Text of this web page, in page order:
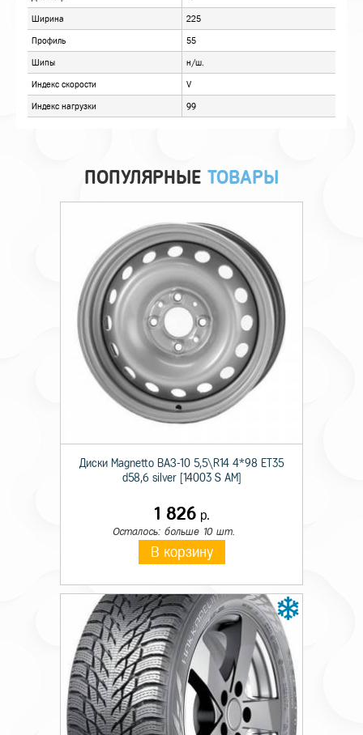
Технические характеристики
Происхождение
Диаметр 16
Индекс скорости V
Индекс нагрузки 99
ПОПУЛЯРНЫЕ ТОВАРЫ
Диски Magnetto ВАЗ-10 5,5\R14 4*98 ET35
d58,6 silver [14003 S AM]
1 826р.
Осталось: больше 10 шт.
В корзину